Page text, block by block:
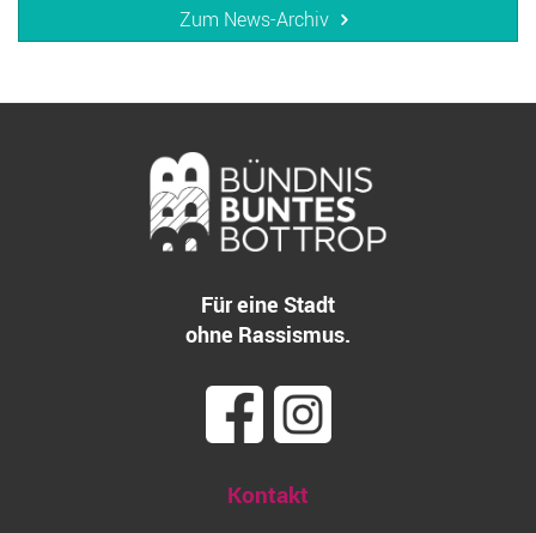
Zum News-Archiv
Für eine Stadt
ohne Rassismus.
Kontakt